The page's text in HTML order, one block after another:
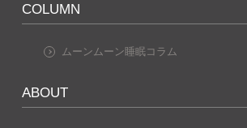
COLUMN
ムーンムーン睡眠コラム
ABOUT